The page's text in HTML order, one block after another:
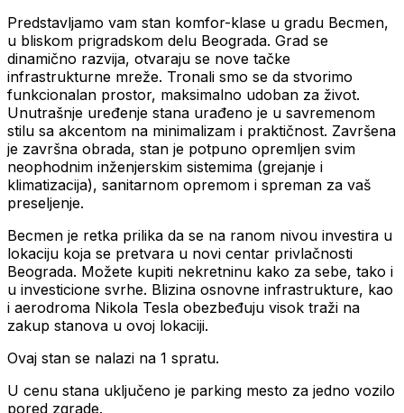
Predstavljamo vam stan komfor-klase u gradu Becmen,
u bliskom prigradskom delu Beograda. Grad se
dinamično razvija, otvaraju se nove tačke
infrastrukturne mreže. Tronali smo se da stvorimo
funkcionalan prostor, maksimalno udoban za život.
Unutrašnje uređenje stana urađeno je u savremenom
stilu sa akcentom na minimalizam i praktičnost. Završena
je završna obrada, stan je potpuno opremljen svim
neophodnim inženjerskim sistemima (grejanje i
klimatizacija), sanitarnom opremom i spreman za vaš
preseljenje.
Becmen je retka prilika da se na ranom nivou investira u
lokaciju koja se pretvara u novi centar privlačnosti
Beograda. Možete kupiti nekretninu kako za sebe, tako i
u investicione svrhe. Blizina osnovne infrastrukture, kao
i aerodroma Nikola Tesla obezbeđuju visok traži na
zakup stanova u ovoj lokaciji.
Ovaj stan se nalazi na 1 spratu.
U cenu stana uključeno je parking mesto za jedno vozilo
pored zgrade.